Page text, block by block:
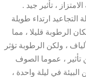
، تأثير جيد .
ارتداء طويلة
الرطوبة قليلا ، مما
، ولكن الرطوبة تؤثر
تأثير ، عموما الصوف
النسبية 35 ٪ - 40 ٪ من البيئة في ليلة واحدة ،